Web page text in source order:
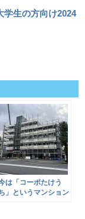
生の方向け2024
は「コーポたけう
」というマンション